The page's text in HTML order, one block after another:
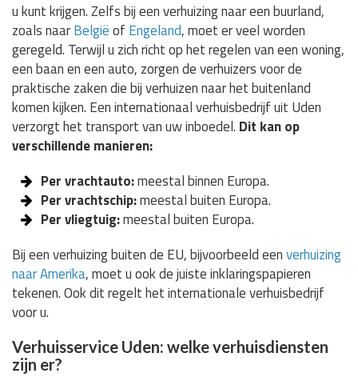
u kunt krijgen. Zelfs bij een verhuizing naar een buurland,
zoals naarBelgiëof Engeland, moet er veel worden
geregeld. Terwijl u zich richt op het regelen van een woning,
een baan en een auto, zorgen de verhuizers voor de
praktische zaken die bij verhuizen naar het buitenland
komen kijken. Een internationaal verhuisbedrijf uit Uden
verzorgt het transport van uw inboedel. Dit kan op
verschillende manieren:
Per vrachtauto:meestal binnen Europa.
Per vrachtschip:meestal buiten Europa.
Per vliegtuig:meestal buiten Europa.
Bij een verhuizing buiten de EU, bijvoorbeeld eenverhuizing
naar Amerika, moet u ook de juiste inklaringspapieren
tekenen. Ook dit regelt het internationale verhuisbedrijf
voor u.
Verhuisservice Uden: welke verhuisdiensten
zijn er?